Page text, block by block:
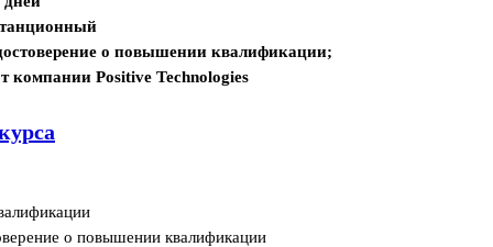
о повышении квалификации;
компании Positive Technologies
о повышении квалификации